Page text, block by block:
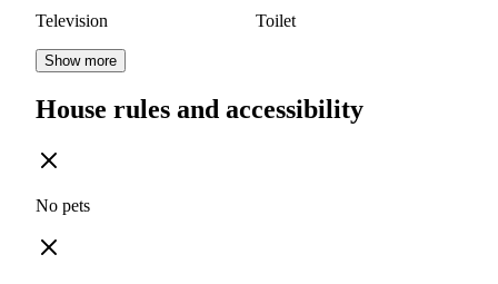
Television Toilet
Show more
House rules and accessibility
No pets